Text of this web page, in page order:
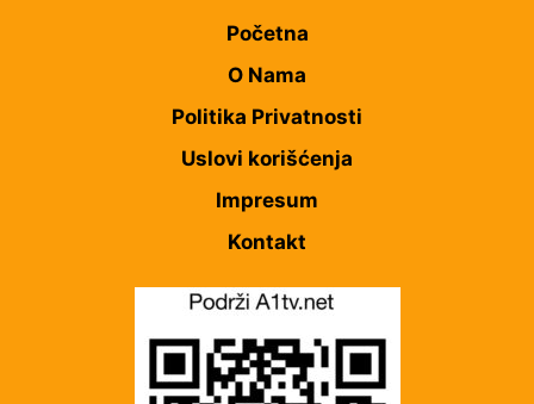
Početna
O Nama
Politika Privatnosti
Uslovi korišćenja
Impresum
Kontakt